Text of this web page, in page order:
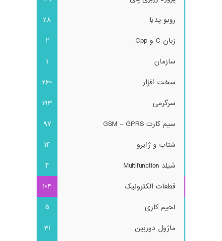
روبو-پدیا
28
زبان C و Cpp
2
سازمان
1
سخت افزار
260
سرگرمی
193
سیم کارت GSM – GPRS
97
شتاب و ژایرو
14
شیلد Multifunction
4
قطعات الکترونیک
104
لحیم کاری
5
ماژول دوربین
31